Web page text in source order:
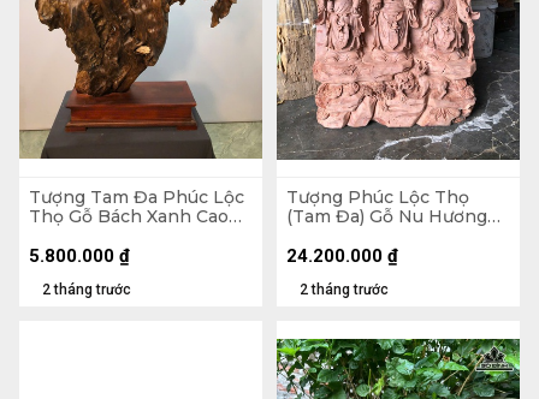
Tượng Tam Đa Phúc Lộc
Thọ Gỗ Bách Xanh Cao
2 tháng trước
5.800.000 ₫
Tượng Phúc Lộc Thọ
(Tam Đa) Gỗ Nu Hương
(cm)
2 tháng trước
24.200.000 ₫